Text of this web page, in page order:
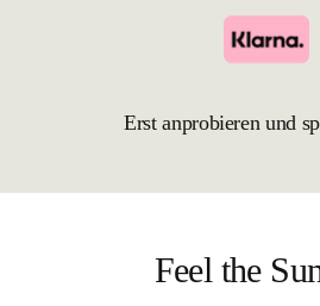
Erst anprobieren und
Feel the